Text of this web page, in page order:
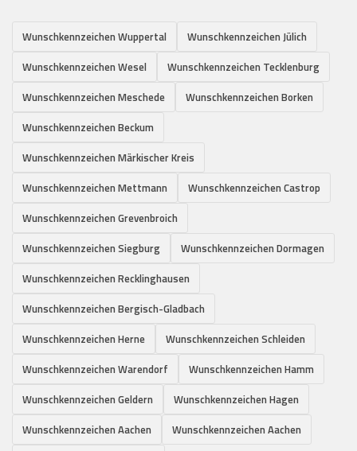
Wunschkennzeichen Wuppertal
Wunschkennzeichen Jülich
Wunschkennzeichen Wesel
Wunschkennzeichen Tecklenburg
Wunschkennzeichen Meschede
Wunschkennzeichen Borken
Wunschkennzeichen Beckum
Wunschkennzeichen Märkischer Kreis
Wunschkennzeichen Mettmann
Wunschkennzeichen Castrop
Wunschkennzeichen Grevenbroich
Wunschkennzeichen Siegburg
Wunschkennzeichen Dormagen
Wunschkennzeichen Recklinghausen
Wunschkennzeichen Bergisch-Gladbach
Wunschkennzeichen Herne
Wunschkennzeichen Schleiden
Wunschkennzeichen Warendorf
Wunschkennzeichen Hamm
Wunschkennzeichen Geldern
Wunschkennzeichen Hagen
Wunschkennzeichen Aachen
Wunschkennzeichen Aachen